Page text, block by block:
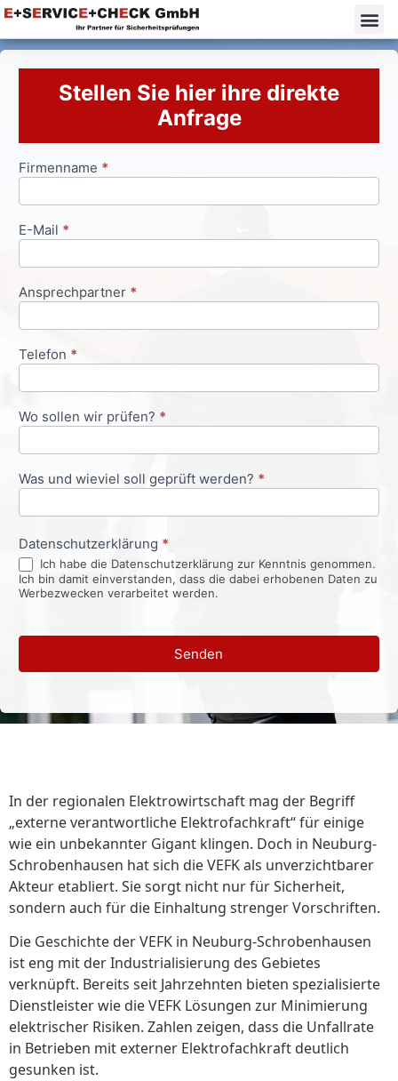
Stellen Sie hier ihre direkte
Anfrage
Anfrageformular
Firmenname *
E-Mail *
Ansprechpartner *
Telefon *
Wo sollen wir prüfen? *
Was und wieviel soll geprüft werden? *
Datenschutzerklärung *
Ich habe die Datenschutzerklärung zur Kenntnis genommen.
Ich bin damit einverstanden, dass die dabei erhobenen Daten zu
Werbezwecken verarbeitet werden.
Senden
In der regionalen Elektrowirtschaft mag der Begriff
„externe verantwortliche Elektrofachkraft“ für einige
wie ein unbekannter Gigant klingen. Doch in Neuburg-
Schrobenhausen hat sich die VEFK als unverzichtbarer
Akteur etabliert. Sie sorgt nicht nur für Sicherheit,
sondern auch für die Einhaltung strenger Vorschriften.
Die Geschichte der VEFK in Neuburg-Schrobenhausen
ist eng mit der Industrialisierung des Gebietes
verknüpft. Bereits seit Jahrzehnten bieten spezialisierte
Dienstleister wie die VEFK Lösungen zur Minimierung
elektrischer Risiken. Zahlen zeigen, dass die Unfallrate
in Betrieben mit externer Elektrofachkraft deutlich
gesunken ist.